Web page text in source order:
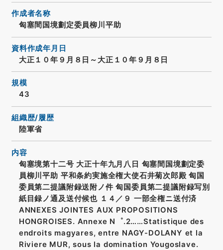
作成者名称
匈塞間国境劃定委員柳川平助
資料作成年月日
大正１０年９月８日～大正１０年９月８日
規模
43
組織歴/履歴
陸軍省
内容
匈塞境第十二号 大正十年九月八日 匈塞間国境劃定委
員柳川平助 平和条約実施全権大使石井菊次郎殿 匈国
委員第二提議附録送附ノ件 匈国委員第二提議附録写別
紙目録ノ通及送付候也 １４／９ 一部全権ニ送付済
ANNEXES JOINTES AUX PROPOSITIONS
HONGROISES. Annexe N゜.2……Statistique des
endroits magyares, entre NAGY-DOLANY et la
Riviere MUR, sous la domination Yougoslave.